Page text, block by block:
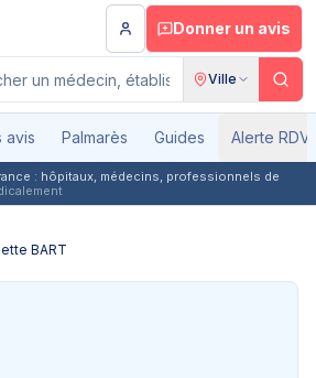
Donner un avis
Ville
avis Palmarès Guides Alerte RDV
: hôpitaux, médecins, professionnels de
BART